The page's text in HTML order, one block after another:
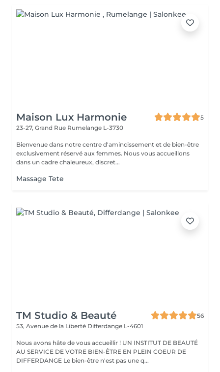
Maison Lux Harmonie
5
23-27, Grand Rue Rumelange L-3730
Bienvenue dans notre centre d'amincissement et de bien-être
exclusivement réservé aux femmes. Nous vous accueillons
dans un cadre chaleureux, discret...
Massage Tete
TM Studio & Beauté
56
53, Avenue de la Liberté Differdange L-4601
Nous avons hâte de vous accueillir ! UN INSTITUT DE BEAUTÉ
AU SERVICE DE VOTRE BIEN-ÊTRE EN PLEIN COEUR DE
DIFFERDANGE Le bien-être n'est pas une q...